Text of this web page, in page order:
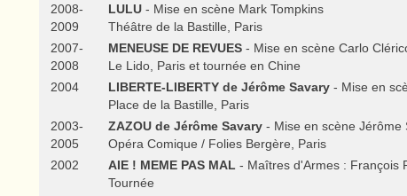
2008-
2009
LULU - Mise en scène Mark Tompkins
Théâtre de la Bastille, Paris
2007-
2008
MENEUSE DE REVUES - Mise en scène Carlo
Le Lido, Paris et tournée en Chine
2004
LIBERTE-LIBERTY de Jérôme Savary - Mise en
Place de la Bastille, Paris
2003-
2005
ZAZOU de Jérôme Savary - Mise en scène Jérôme
Opéra Comique / Folies Bergère, Paris
2002
AIE ! MEME PAS MAL - Maîtres d'Armes : François
Tournée